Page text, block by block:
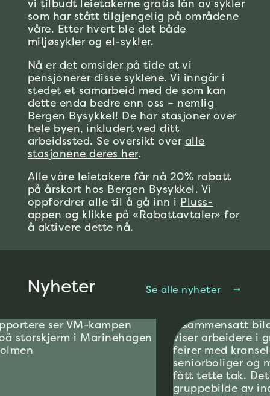
vi tilbudt leietakerne gratis lån av sykler
som har stått tilgjengelig på områdene
våre. Etter hvert ble det både
miljøsykler og el-sykler.
Nå er det omsider på tide at vi
pensjonerer disse syklene. Vi inngår i
stedet et samarbeid med de som kan
dette enda bedre enn oss – nemlig
Bergen Bysykkel! De har stasjoner over
hele byen, inkludert ved ditt
arbeidssted. Se oversikt over alle
stasjonene deres her.
Alle våre leietakere får nå 20% rabatt
på årskort hos Bergen Bysykkel. Vi
oppfordrer alle til å gå inn i Pluss-
appen og klikke på «Rabattavtaler» for
å aktivere dette nå.
Nyheter arrow_right_alt
Se alle nyheter